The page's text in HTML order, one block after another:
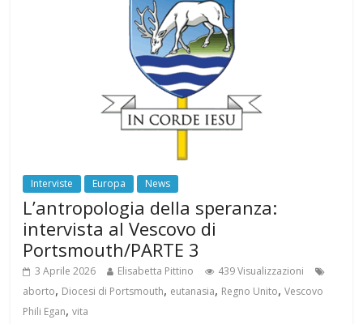
Interviste Europa News
L’antropologia della speranza:
intervista al Vescovo di
Portsmouth/PARTE 3
3 Aprile 2026 Elisabetta Pittino
439 Visualizzazioni
aborto, Diocesi di Portsmouth, eutanasia, Regno Unito,Vescovo
Phili Egan,vita